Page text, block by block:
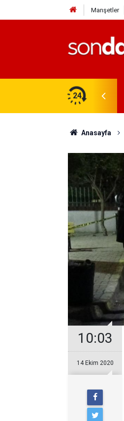
Manşetler
24
Anasayfa
10:03
14 Ekim 2020